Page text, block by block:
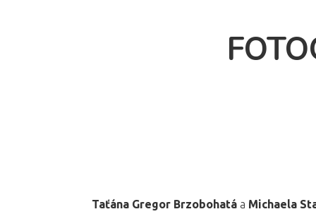
Taťána Gregor Brzobohatá a Michaela